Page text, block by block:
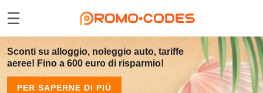
Sconti su alloggio, noleggio auto, tariffe
aeree! Fino a 600 euro di risparmio!
PER SAPERNE DI PIÙ